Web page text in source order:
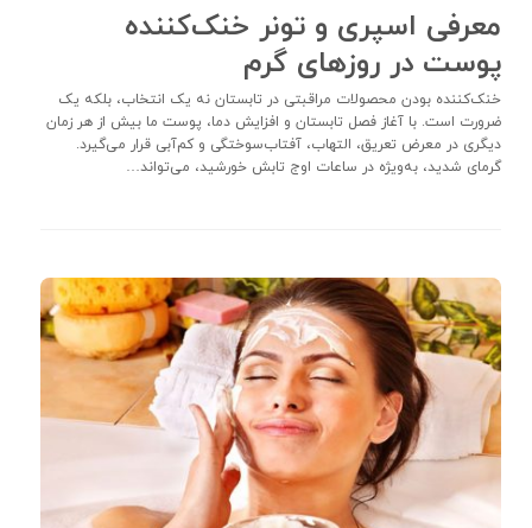
معرفی اسپری و تونر خنک‌کننده
پوست در روزهای گرم
خنک‌کننده بودن محصولات مراقبتی در تابستان نه یک انتخاب، بلکه یک
ضرورت است. با آغاز فصل تابستان و افزایش دما، پوست ما بیش از هر زمان
دیگری در معرض تعریق، التهاب، آفتاب‌سوختگی و کم‌آبی قرار می‌گیرد.
گرمای شدید، به‌ویژه در ساعات اوج تابش خورشید، می‌تواند…